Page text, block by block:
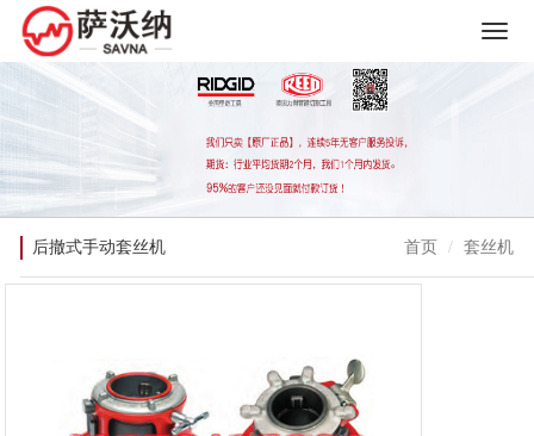
后撤式手动套丝机 首页 套丝机